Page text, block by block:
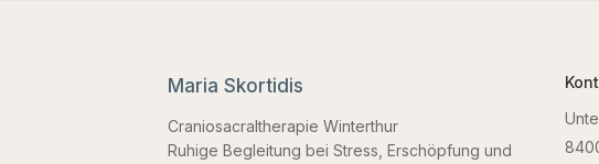
Maria Skortidis
Craniosacraltherapie Winterthur
Ruhige Begleitung bei Stress, Erschöpfung und